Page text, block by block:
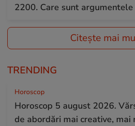
2200. Care sunt argumentele
Citește mai
TRENDING
Horoscop
Horoscop 5 august 2026.
de abordări mai creative, mai